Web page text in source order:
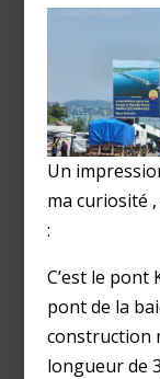
Un
ma curiosité
:
C’est le
pont de la
construction
longueur de